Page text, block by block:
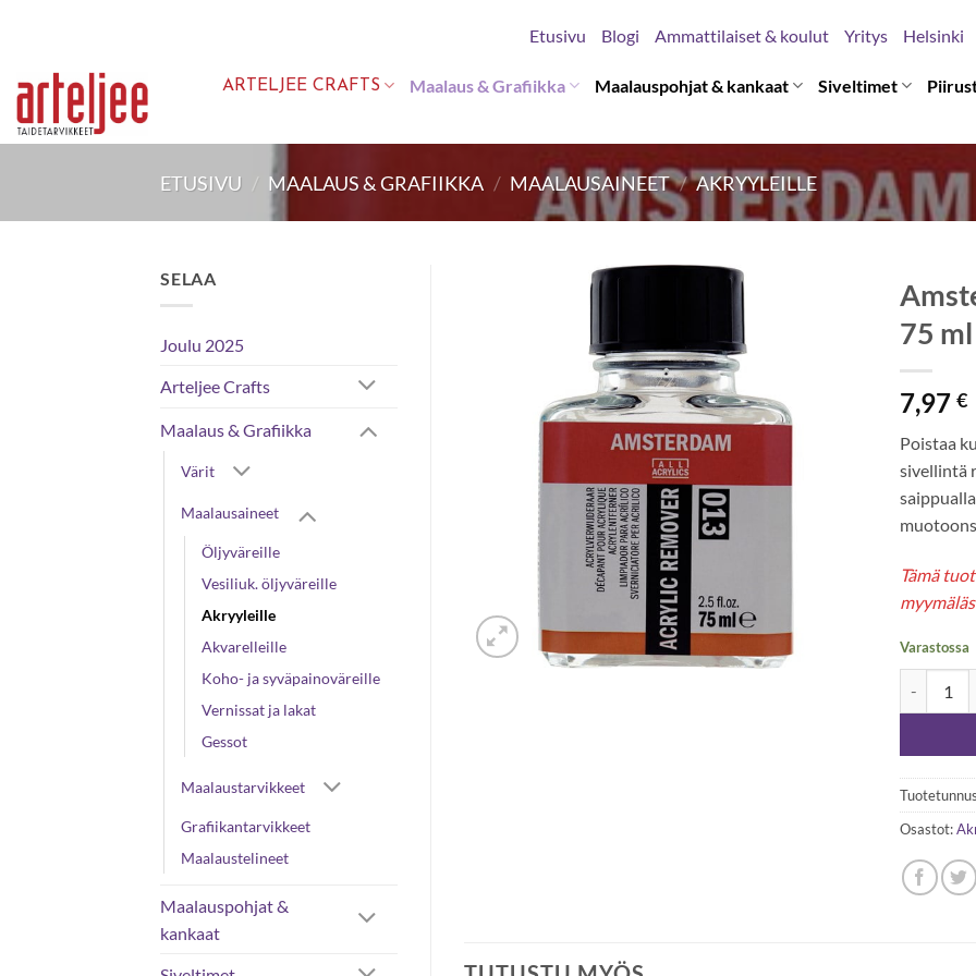
content
Etusivu Blogi Ammattilaiset & koulut Yritys Helsinki
ARTELJEE CRAFTS Maalaus & Grafiikka Maalauspohjat & kankaat Siveltimet
ETUSIVU / MAALAUS & GRAFIIKKA / MAALAUSAINEET / AKRYYLEILLE
SELAA
Joulu 2025
Arteljee Crafts
Maalaus & Grafiikka
Värit
Maalausaineet
Öljyväreille
Vesiliuk. öljyväreille
Akryyleille
Akvarelleille
Koho- ja syväpainoväreille
Vernissat ja lakat
Gessot
Maalaustarvikkeet
Grafiikantarvikkeet
Maalaustelineet
Maalauspohjat &
kankaat
75 ml
7,97€
Poistaa
sivellintä
Tämä
Varastossa
Osastot: